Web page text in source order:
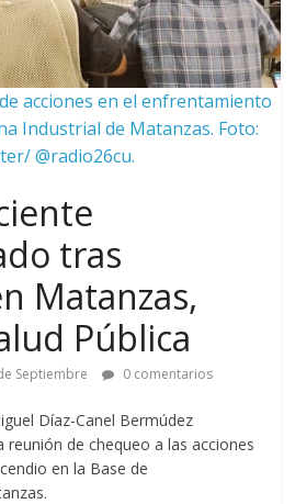
acciones en el enfrentamiento
Industrial de Matanzas. Foto:
@radio26cu.
tras
Matanzas,
Pública
Septiembre 0 comentarios
Díaz-Canel Bermúdez
reunión de chequeo a las acciones
en la Base de